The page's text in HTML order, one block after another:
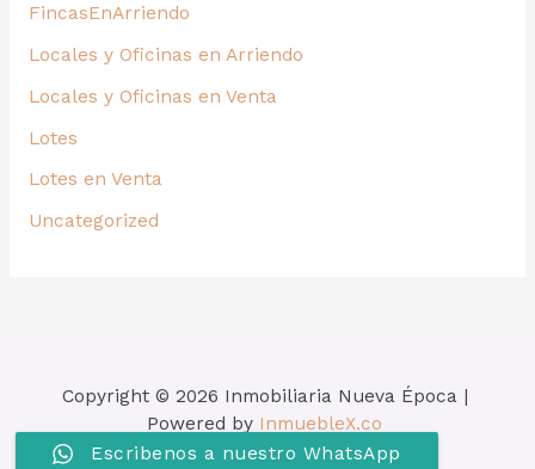
FincasEnArriendo
Locales y Oficinas en Arriendo
Locales y Oficinas en Venta
Lotes
Lotes en Venta
Uncategorized
Copyright © 2026 Inmobiliaria Nueva Época |
Powered by InmuebleX.co
Escribenos a nuestro WhatsApp